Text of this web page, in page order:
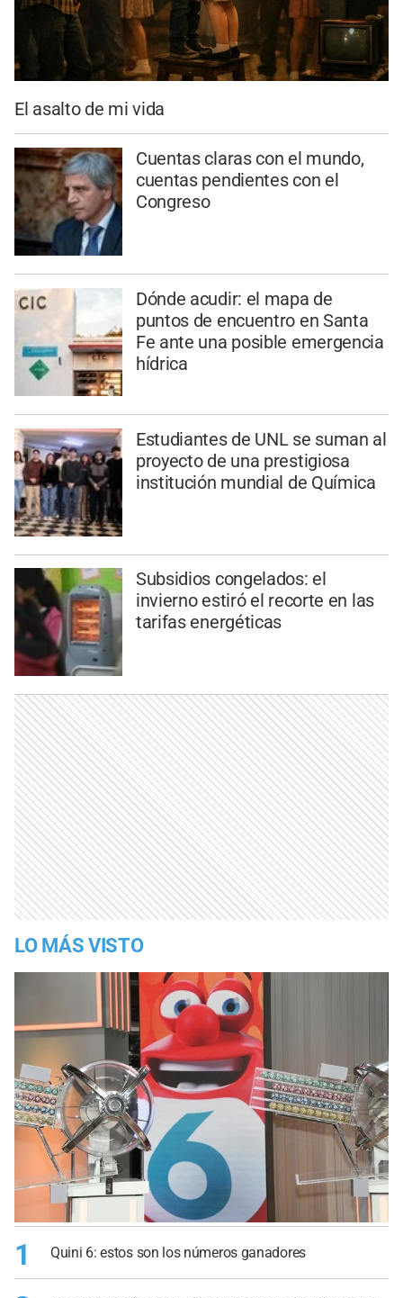
El asalto de mi vida
Cuentas claras con el mundo,
cuentas pendientes con el
Congreso
Dónde acudir: el mapa de
puntos de encuentro en Santa
Fe ante una posible emergencia
hídrica
Estudiantes de UNL se suman al
proyecto de una prestigiosa
institución mundial de Química
Subsidios congelados: el
invierno estiró el recorte en las
tarifas energéticas
LO MÁS VISTO
1 Quini 6: estos son los números ganadores